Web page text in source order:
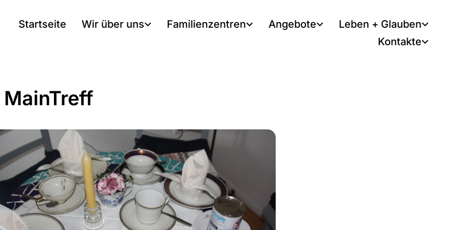
Startseite Wir über uns Familienzentren Angebote
Leben + Glauben
Kontakte